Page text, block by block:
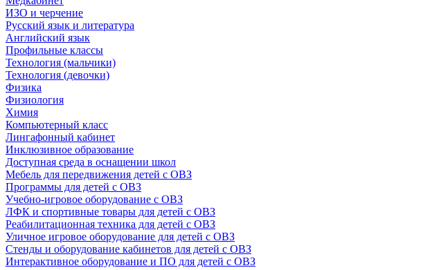
ИЗО и черчение
Русский язык и литература
Английский язык
Профильные классы
Технология (мальчики)
Технология (девочки)
Физика
Физиология
Химия
Компьютерный класс
Лингафонный кабинет
Инклюзивное образование
Доступная среда в оснащении школ
Мебель для передвижения детей с ОВЗ
Программы для детей с ОВЗ
Учебно-игровое оборудование с ОВЗ
ЛФК и спортивные товары для детей с ОВЗ
Реабилитационная техника для детей с ОВЗ
Уличное игровое оборудование для детей с ОВЗ
Стенды и оборудование кабинетов для детей с ОВЗ
Интерактивное оборудование и ПО для детей с ОВЗ